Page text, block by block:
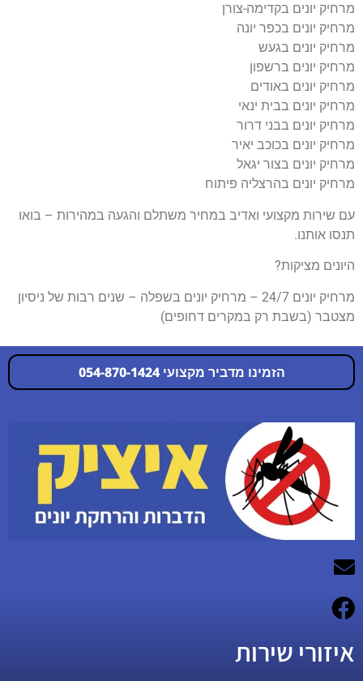
מרחיק יונים בקדימה-צורן
מרחיק יונים בכפר יונה
מרחיק יונים בגעש
מרחיק יונים ברשפון
מרחיק יונים באודים
מרחיק יונים בבית ינאי
מרחיק יונים בבני דרור
מרחיק יונים בכוכב יאיר
מרחיק יונים בצור יגאל
מרחיק יונים בהרצליה פיתוח
עם שירות מקצועי ואדיב במחיר משתלם והגעה במהירות – בואו
תנסו אותנו.
היונים מציקות?
מרחיק יונים 24/7 – מרחיק יונים בשפלה – שנים רבות של ניסיון
מצטבר (בשבת רק במקרים דחופים)
הזמינו מדביר מקצועי 054-870-1424
054-870-1424
איזורי שירות